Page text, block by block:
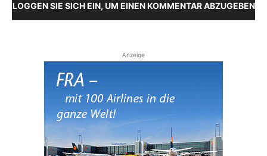
LOGGEN SIE SICH EIN, UM EINEN KOMMENTAR ABZUGEBEN
Anzeige